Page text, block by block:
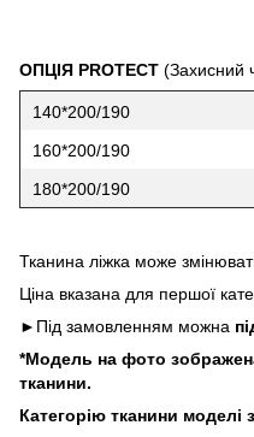
ОПЦІЯ PROTECT (Захисний
140*200/190
+
160*200/190
+
180*200/190
+
Тканина ліжка може
Ціна вказана для першої
►Під замовленням можна
*Модель на фото
тканини.
Категорію тканини